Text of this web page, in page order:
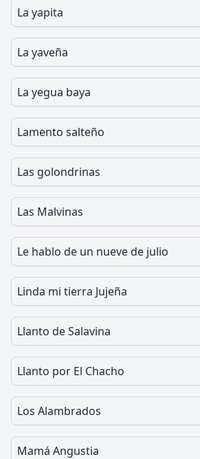
La yapita
La yaveña
La yegua baya
Lamento salteño
Las golondrinas
Las Malvinas
Le hablo de un nueve de julio
Linda mi tierra Jujeña
Llanto de Salavina
Llanto por El Chacho
Los Alambrados
Mamá Angustia